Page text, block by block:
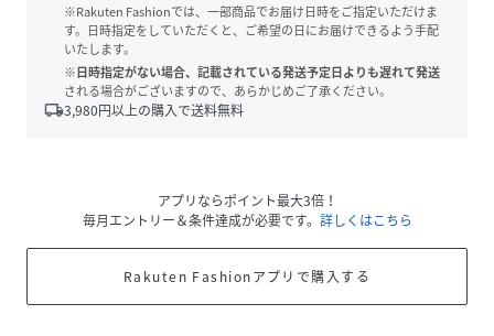
※Rakuten Fashionでは、一部商品でお届け日時をご指定いただけま
す。日時指定をしていただくと、ご希望の日にお届けできるよう手配
いたします。
※日時指定がない場合、記載されている発送予定日よりも遅れて発送
される場合がございますので、あらかじめご了承ください。
local_shipping3,980円以上の購入で送料無料
アプリならポイント最大3倍！
毎月エントリー＆条件達成が必要です。 詳しくはこちら
Rakuten Fashionアプリで購入する